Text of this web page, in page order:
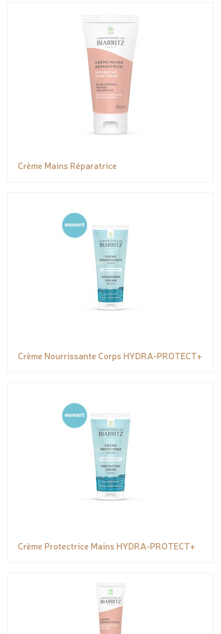
Crème Mains Réparatrice
Crème Nourrissante Corps HYDRA-PROTECT+
Crème Protectrice Mains HYDRA-PROTECT+